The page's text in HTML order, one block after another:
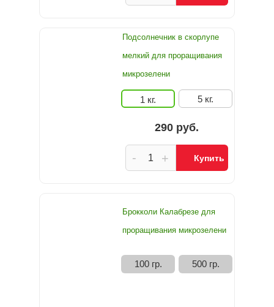
Подсолнечник в скорлупе
мелкий для проращивания
микрозелени
1 кг. 5 кг.
290 руб.
+
- Купить
Брокколи Калабрезе для
проращивания микрозелени
100 гр. 500 гр.